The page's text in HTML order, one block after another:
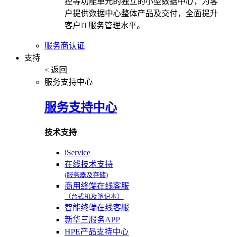
户提供数据中心整体产品及交付，全面提升
客户IT服务管理水平。
服务商认证
支持
< 返回
服务支持中心
服务支持中心
技术支持
iService
在线技术支持
(服务器及存储)
商用终端在线客服
（台式机及笔记本）
智能终端在线客服
新华三服务APP
HPE产品支持中心